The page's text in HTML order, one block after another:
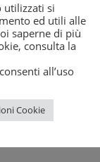
famiglie” con Lo
Contratto di
violazioni al
cipriota
utilizzati si
ed utili alle
saperne di più
consulta la
all’uso
Cookie